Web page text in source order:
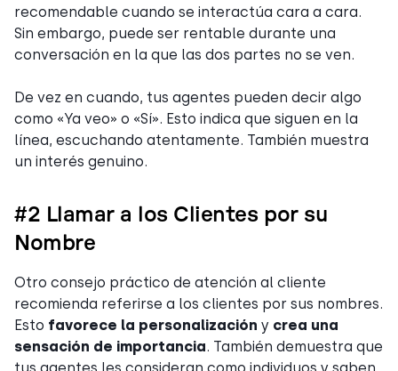
recomendable cuando se interactúa cara a cara.
Sin embargo, puede ser rentable durante una
conversación en la que las dos partes no se ven.
De vez en cuando, tus agentes pueden decir algo
como «Ya veo» o «Sí». Esto indica que siguen en la
línea, escuchando atentamente. También muestra
un interés genuino.
#2 Llamar a los Clientes por su
Nombre
Otro consejo práctico de atención al cliente
recomienda referirse a los clientes por sus nombres.
Esto favorece la personalización y crea una
sensación de importancia. También demuestra que